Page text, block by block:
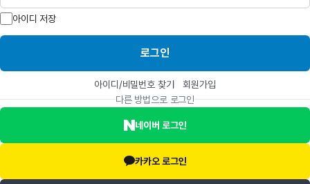
아이디 저장
로그인
아이디/비밀번호 찾기
회원가입
다른 방법으로 로그인
네이버 로그인
카카오 로그인